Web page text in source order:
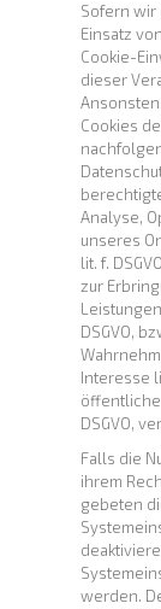
Sofern wir
Einsatz
Cookie-
dieser
Cookies
Analyse,
unseres
lit. f.
zur
DSGVO,
Interesse
DSGVO,
Falls die
ihrem
gebeten
werden.